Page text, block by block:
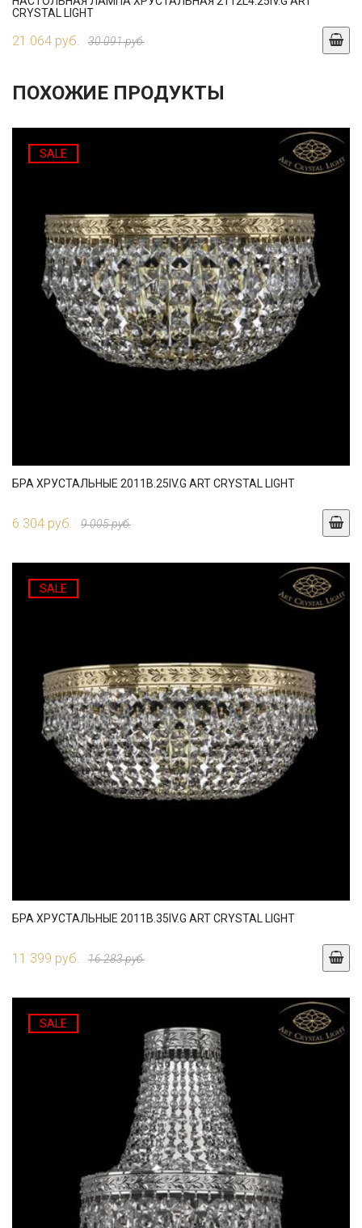
CRYSTAL LIGHT
21 064 руб. 30 091 руб.
ПОХОЖИЕ ПРОДУКТЫ
SALE
БРА ХРУСТАЛЬНЫЕ 2011B.25IV.G ART CRYSTAL LIGHT
6 304 руб. 9 005 руб.
SALE
БРА ХРУСТАЛЬНЫЕ 2011B.35IV.G ART CRYSTAL LIGHT
11 399 руб. 16 283 руб.
SALE